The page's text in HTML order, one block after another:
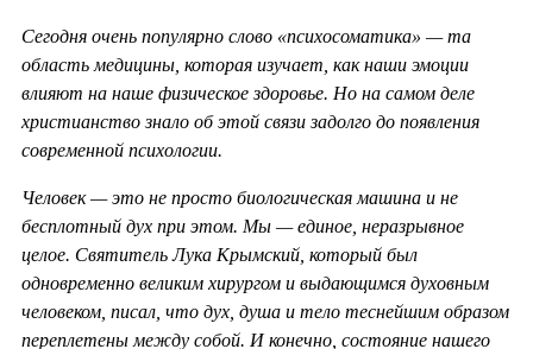
Сегодня очень популярно слово «психосоматика» — та
область медицины, которая изучает, как наши эмоции
влияют на наше физическое здоровье. Но на самом деле
христианство знало об этой связи задолго до появления
современной психологии.
Человек — это не просто биологическая машина и не
бесплотный дух при этом. Мы — единое, неразрывное
целое. Святитель Лука Крымский, который был
одновременно великим хирургом и выдающимся духовным
человеком, писал, что дух, душа и тело теснейшим образом
переплетены между собой. И конечно, состояние нашего